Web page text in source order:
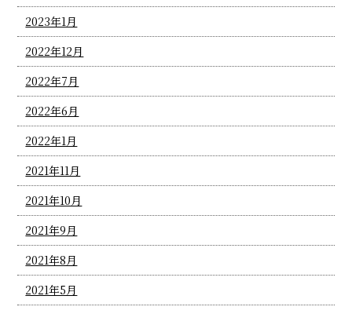
2023年1月
2022年12月
2022年7月
2022年6月
2022年1月
2021年11月
2021年10月
2021年9月
2021年8月
2021年5月